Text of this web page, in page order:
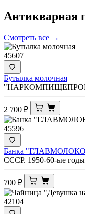
Антикварная
Смотреть все →
45607
Бутылка молочная
2 700 ₽
45596
Банка
СССР. 1950-60-ые
700 ₽
42104